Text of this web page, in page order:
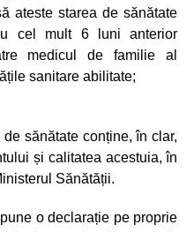
ateste starea de sănătate
cel mult 6 luni anterior
medicul de familie al
sanitare abilitate;
sănătate conține, în clar,
și calitatea acestuia, în
Sănătății.
o declarație pe proprie